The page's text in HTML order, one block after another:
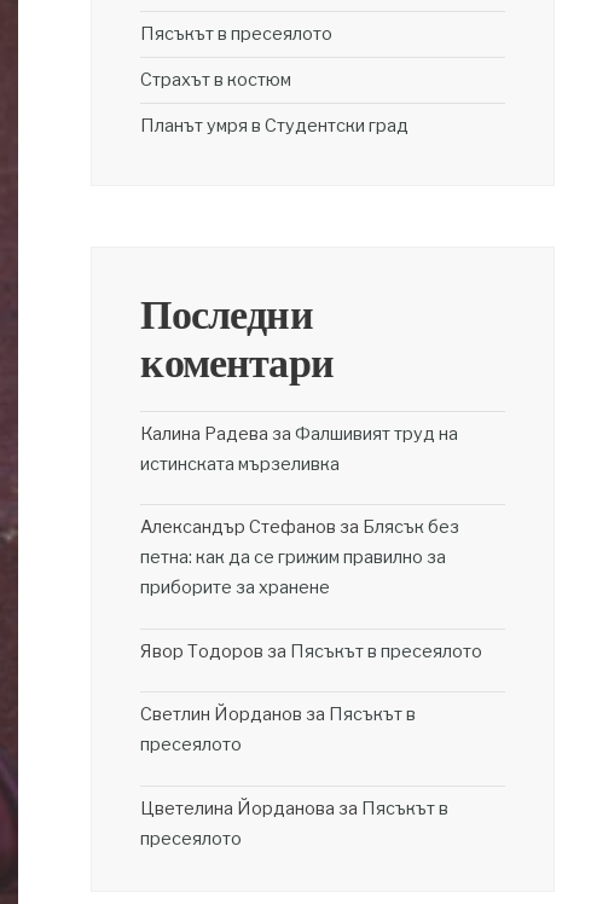
Пясъкът в пресеялото
Страхът в костюм
Планът умря в Студентски град
Последни
коментари
Калина Радева заФалшивият труд на
истинската мързеливка
Александър Стефанов за Блясък без
петна: как да се грижим правилно за
приборите за хранене
Явор Тодоров за Пясъкът в пресеялото
Светлин Йорданов за Пясъкът в
пресеялото
Цветелина Йорданова за Пясъкът в
пресеялото